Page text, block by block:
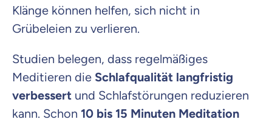
Klänge können helfen, sich nicht in
Grübeleien zu verlieren.
Studien belegen, dass regelmäßiges
Meditieren die Schlafqualität langfristig
verbessert und Schlafstörungen reduzieren
kann. Schon 10 bis 15 Minuten Meditation